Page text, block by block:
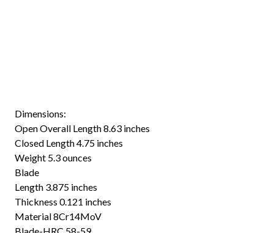
Dimensions:
Open Overall Length 8.63 inches
Closed Length 4.75 inches
Weight 5.3 ounces
Blade
Length 3.875 inches
Thickness 0.121 inches
Material 8Cr14MoV